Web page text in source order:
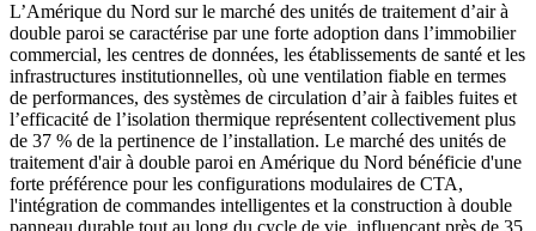
L’Amérique du Nord sur le marché des unités de traitement d’air à
double paroi se caractérise par une forte adoption dans l’immobilier
commercial, les centres de données, les établissements de santé et les
infrastructures institutionnelles, où une ventilation fiable en termes
de performances, des systèmes de circulation d’air à faibles fuites et
l’efficacité de l’isolation thermique représentent collectivement plus
de 37 % de la pertinence de l’installation. Le marché des unités de
traitement d'air à double paroi en Amérique du Nord bénéficie d'une
forte préférence pour les configurations modulaires de CTA,
l'intégration de commandes intelligentes et la construction à double